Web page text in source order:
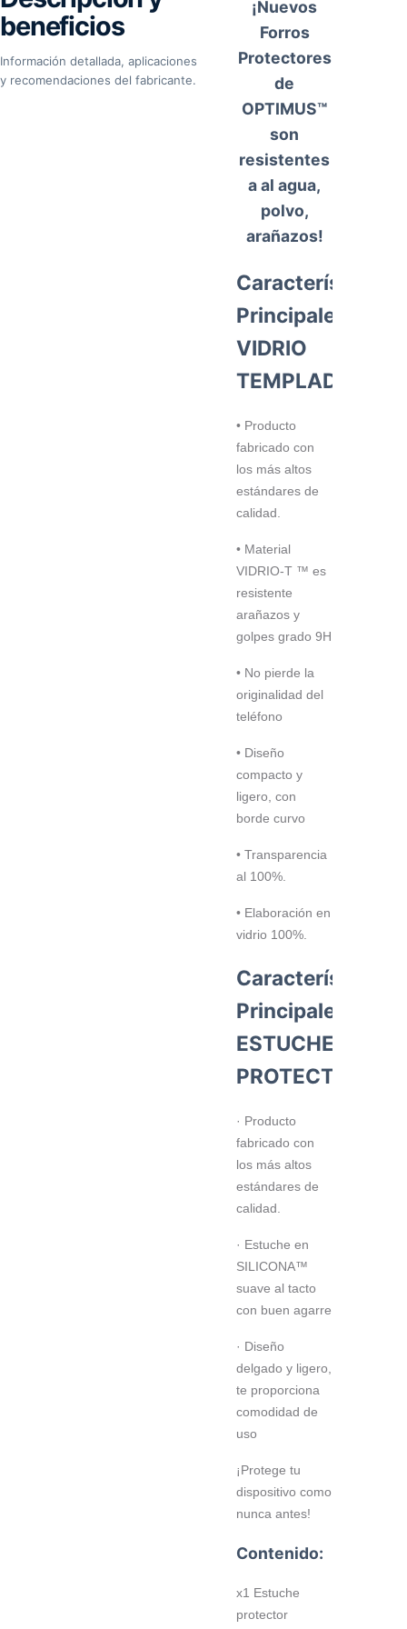
beneficios
Información detallada, aplicaciones
y recomendaciones del fabricante.
¡Nuevos
Forros
Protectores
de
OPTIMUS™
son
resistentes
a al agua,
polvo,
arañazos!
Características
Principales
VIDRIO
TEMPLADO
• Producto
fabricado con
los más altos
estándares de
calidad.
• Material
VIDRIO-T ™ es
resistente
arañazos y
golpes grado 9H
• No pierde la
originalidad del
teléfono
• Diseño
compacto y
ligero, con
borde curvo
• Transparencia
al 100%.
• Elaboración en
vidrio 100%.
Características
Principales
ESTUCHE
PROTECTOR
· Producto
fabricado con
los más altos
estándares de
calidad.
· Estuche en
SILICONA™
suave al tacto
con buen agarre
· Diseño
delgado y ligero,
te proporciona
comodidad de
uso
¡Protege tu
dispositivo como
nunca antes!
Contenido:
x1 Estuche
protector